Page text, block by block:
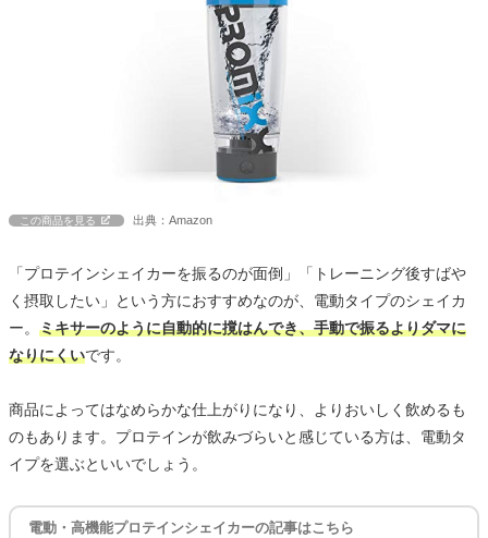
この商品を見る 出典：Amazon
「プロテインシェイカーを振るのが面倒」「トレーニング後すばや
く摂取したい」という方におすすめなのが、電動タイプのシェイカ
ー。 ミキサーのように自動的に撹はんでき、手動で振るよりダマに
なりにくいです。
商品によってはなめらかな仕上がりになり、よりおいしく飲めるも
のもあります。プロテインが飲みづらいと感じている方は、電動タ
イプを選ぶといいでしょう。
電動・高機能プロテインシェイカーの記事はこちら